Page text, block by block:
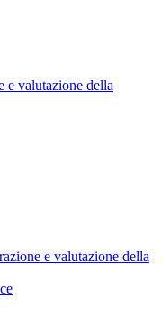
e valutazione della
e valutazione della